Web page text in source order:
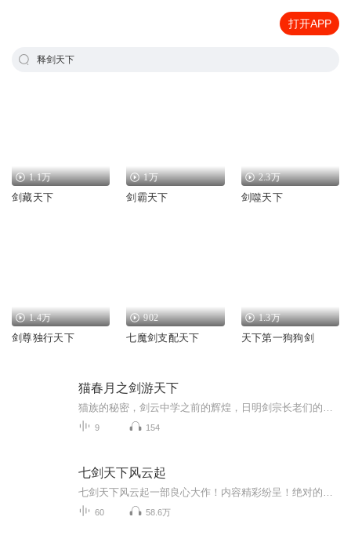
打开APP
释剑天下
1.1万
剑藏天下
1万
剑霸天下
2.3万
剑噬天下
1.4万
剑尊独行天下
902
七魔剑支配天下
1.3万
天下第一狗狗剑
猫春月之剑游天下
9 154
七剑天下风云起
60 58.6万